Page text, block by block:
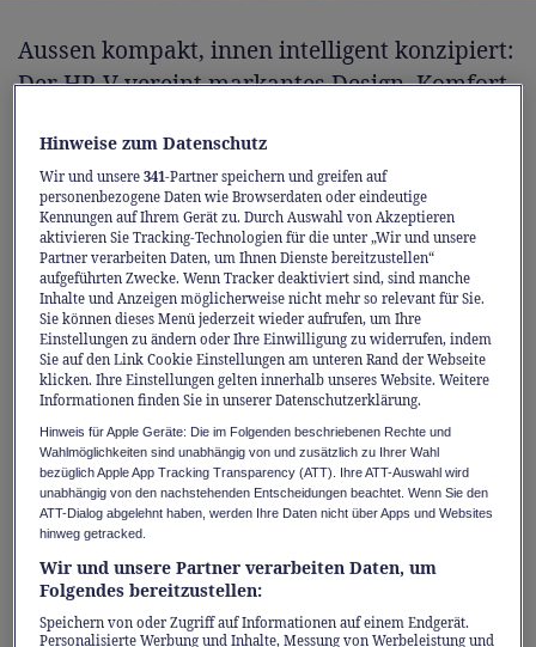
Aussen kompakt, innen intelligent konzipiert:
Der HR-V vereint markantes Design, Komfort
sowohl im Stadtverkehr als auch auf der
Autobahn überzeugt. Ein SUV für den Alltag,
der alle Witterungen mitmacht – das ganze
Jahr über.
Durchdachtes Design und kompakte
Grösse
Die weiche und harmonische Silhouette des
HR-V verbindet die Merkmale eines SUV mit
einer schlanken Dachlinie. Seine
ausgewogenen Proportionen, seine klaren
Oberflächen und seine raffinierten Details –
wie die integrierten Türgriffe hinten –
verleihen ihm ein elegantes und modernes
Erscheinungsbild. Sein schlichtes und
Hinweise zum Datenschutz
Wir und unsere341-Partner speichern und greifen auf
personenbezogene Daten wie Browserdaten oder eindeutige
Kennungen auf Ihrem Gerät zu. Durch Auswahl von Akzeptieren
aktivieren Sie Tracking-Technologien für die unter „Wir und unsere
Partner verarbeiten Daten, um Ihnen Dienste bereitzustellen“
aufgeführten Zwecke. Wenn Tracker deaktiviert sind, sind manche
Inhalte und Anzeigen möglicherweise nicht mehr so relevant für Sie.
Sie können dieses Menü jederzeit wieder aufrufen, um Ihre
Einstellungen zu ändern oder Ihre Einwilligung zu widerrufen, indem
Sie auf den Link Cookie Einstellungen am unteren Rand der Webseite
klicken. Ihre Einstellungen gelten innerhalb unseres Website. Weitere
Informationen finden Sie in unserer Datenschutzerklärung.
Hinweis für Apple Geräte: Die im Folgenden beschriebenen Rechte und
Wahlmöglichkeiten sind unabhängig von und zusätzlich zu Ihrer Wahl
bezüglich Apple App Tracking Transparency (ATT). Ihre ATT-Auswahl wird
unabhängig von den nachstehenden Entscheidungen beachtet. Wenn Sie den
ATT-Dialog abgelehnt haben, werden Ihre Daten nicht über Apps und Websites
hinweg getracked.
Wir und unsere Partner verarbeiten Daten, um
Folgendes bereitzustellen:
Speichern von oder Zugriff auf Informationen auf einem Endgerät.
Personalisierte Werbung und Inhalte, Messung von Werbeleistung und